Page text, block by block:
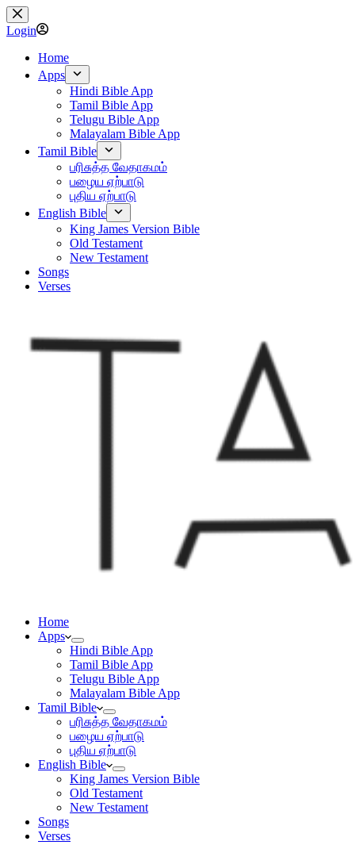
Skip
to
content
Login
Home
Apps
Hindi Bible App
Tamil Bible App
Telugu Bible App
Malayalam Bible App
Tamil Bible
பரிசுத்த வேதாகமம்
பழைய ஏற்பாடு
புதிய ஏற்பாடு
English Bible
King James Version Bible
Old Testament
New Testament
Songs
Verses
Home
Apps
Hindi Bible App
Tamil Bible App
Telugu Bible App
Malayalam Bible App
Tamil Bible
பரிசுத்த வேதாகமம்
பழைய ஏற்பாடு
புதிய ஏற்பாடு
English Bible
King James Version Bible
Old Testament
New Testament
Songs
Verses